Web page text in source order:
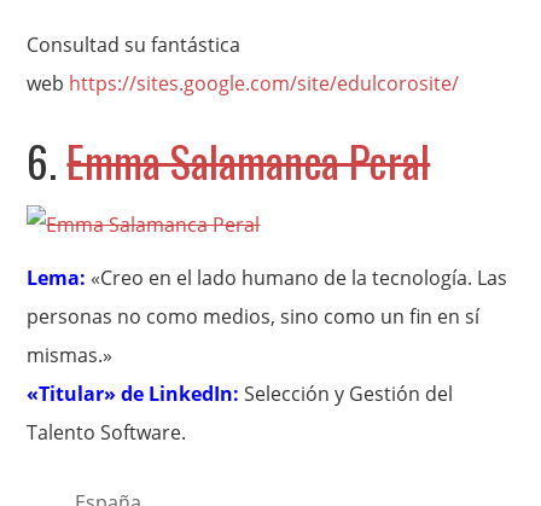
Consultad su fantástica
web https://sites.google.com/site/edulcorosite/
6.Emma Salamanca Peral
Lema: «Creo en el lado humano de la tecnología. Las
personas no como medios, sino como un fin en sí
mismas.»
«Titular» de LinkedIn:Selección y Gestión del
Talento Software.